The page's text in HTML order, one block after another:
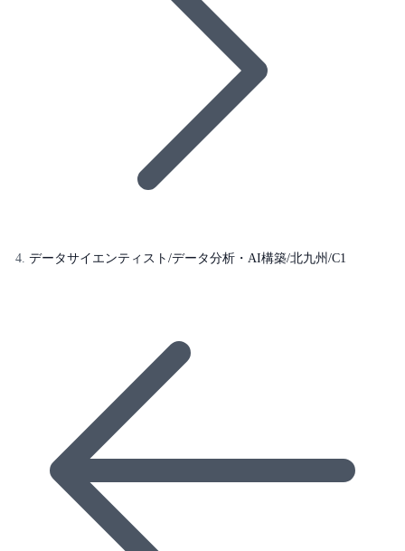
データサイエンティスト/データ分析・AI構築/北九州/C1